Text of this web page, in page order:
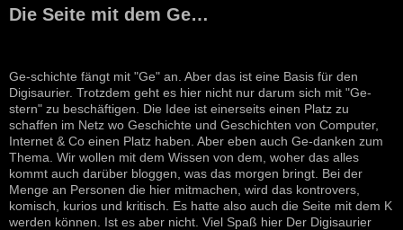
Die Seite mit dem Ge…
Ge-schichte fängt mit "Ge" an. Aber das ist eine Basis für den
Digisaurier. Trotzdem geht es hier nicht nur darum sich mit "Ge-
stern" zu beschäftigen. Die Idee ist einerseits einen Platz zu
schaffen im Netz wo Geschichte und Geschichten von Computer,
Internet & Co einen Platz haben. Aber eben auch Ge-danken zum
Thema. Wir wollen mit dem Wissen von dem, woher das alles
kommt auch darüber bloggen, was das morgen bringt. Bei der
Menge an Personen die hier mitmachen, wird das kontrovers,
komisch, kurios und kritisch. Es hatte also auch die Seite mit dem K
werden können. Ist es aber nicht. Viel Spaß hier Der Digisaurier